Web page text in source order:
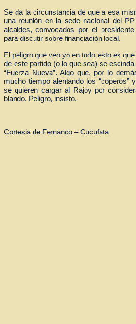
Se da la circunstancia de que a esa
una reunión en la sede nacional del
alcaldes, convocados por el
para discutir sobre financiación local.
El peligro que veo yo en todo esto es
de este partido (o lo que sea) se
“Fuerza Nueva”. Algo que, por lo
mucho tiempo alentando los “coperos”
se quieren cargar al Rajoy por
blando. Peligro, insisto.
Cortesia de Fernando – Cucufata